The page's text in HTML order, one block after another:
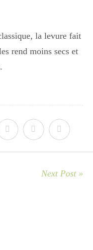
la levure fait
rend moins secs et
Next Post »